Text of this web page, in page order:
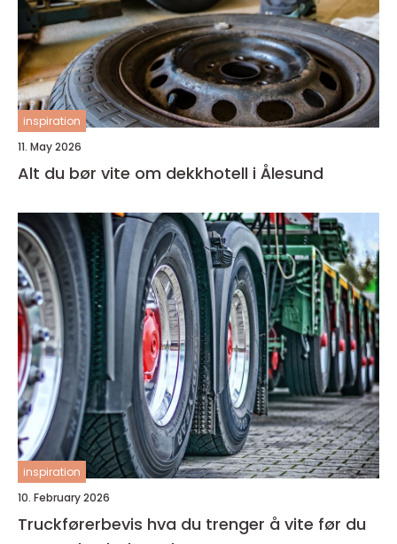
inspiration
11. May 2026
Alt du bør vite om dekkhotell i Ålesund
inspiration
10. February 2026
Truckførerbevis hva du trenger å vite før du